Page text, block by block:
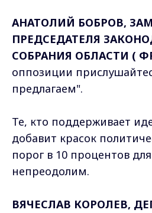
АНАТОЛИЙ БОБРОВ,
ПРЕДСЕДАТЕЛЯ
СОБРАНИЯ ОБЛАСТИ (
оппозиции
предлагаем".
Те, кто поддерживает
добавит красок
порог в 10 процентов
непреодолим.
ВЯЧЕСЛАВ КОРОЛЕВ,